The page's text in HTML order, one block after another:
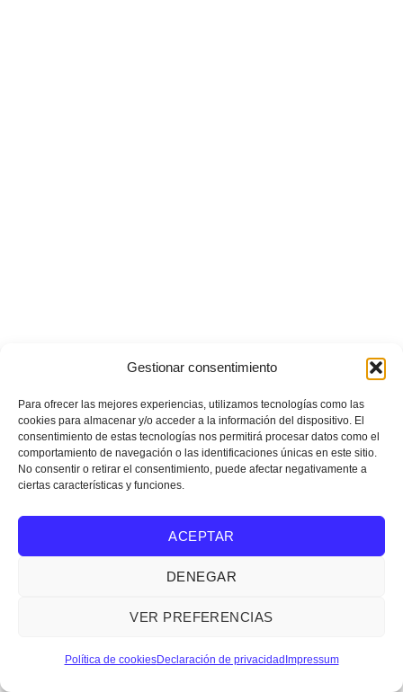
Gestionar consentimiento
Para ofrecer las mejores experiencias, utilizamos tecnologías como las
cookies para almacenar y/o acceder a la información del dispositivo. El
consentimiento de estas tecnologías nos permitirá procesar datos como el
comportamiento de navegación o las identificaciones únicas en este sitio.
No consentir o retirar el consentimiento, puede afectar negativamente a
ciertas características y funciones.
ACEPTAR
DENEGAR
VER PREFERENCIAS
Política de cookiesDeclaración de privacidad Impressum